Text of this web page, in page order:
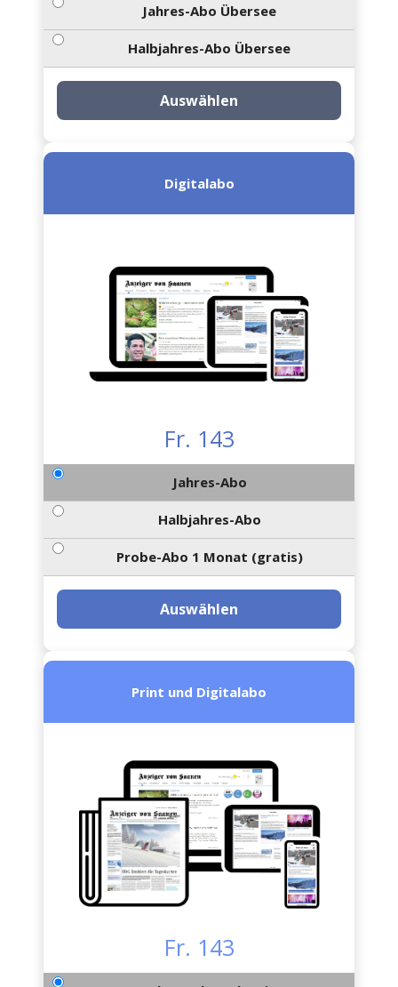
Jahres-Abo Übersee
Halbjahres-Abo Übersee
Auswählen
Digitalabo
Fr. 143
Jahres-Abo
Halbjahres-Abo
Probe-Abo 1 Monat (gratis)
Auswählen
Print und Digitalabo
Fr. 143